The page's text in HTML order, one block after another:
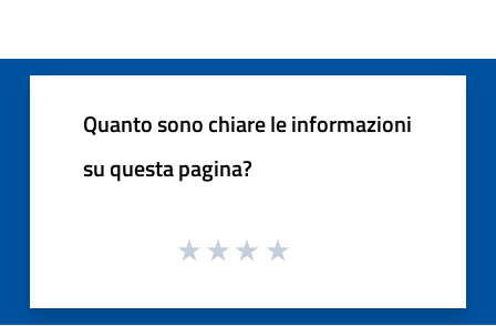
Quanto sono chiare le informazioni
su questa pagina?